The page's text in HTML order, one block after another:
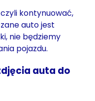
kontynuować,
auto jest
nie będziemy
pojazdu.
auta do